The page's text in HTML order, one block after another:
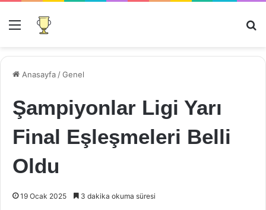
Menü
Anasayfa /Genel
Şampiyonlar Ligi Yarı
Final Eşleşmeleri Belli
Oldu
19 Ocak 2025 3 dakika okuma süresi